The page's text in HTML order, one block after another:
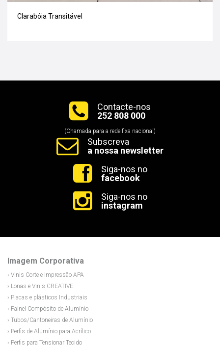
Clarabóia Transitável
Contacte-nos
252 808 000
(Chamada para a rede fixa nacional)
Subscreva
a nossa newsletter
Siga-nos no
facebook
Siga-nos no
instagram
Imagem Corporativa
› Vinis Corte e Impressão APA
› Lonas e Vinis CREATIVE
› Placas e plásticos Industriais
› Painel Compósito de Alumínio
› Tubos/Cantoneiras de Alumínio
› Perfis de Alumínio para Acrílico
› Perfis para Tensionar Tecido